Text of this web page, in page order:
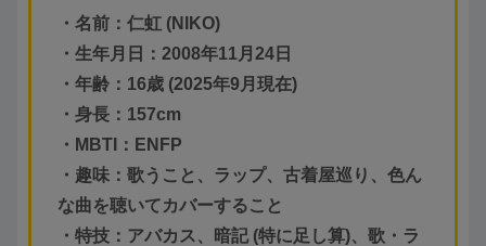
・名前：仁虹 (NIKO)
・生年月日：2008年11月24日
・年齢：16歳 (2025年9月現在)
・身長：157cm
・MBTI：ENFP
・趣味：歌うこと、ラップ、古着屋巡り、色ん
な曲を聴いてカバーすること
・特技：アバカス、暗記 (特に足し算)、歌・ラ